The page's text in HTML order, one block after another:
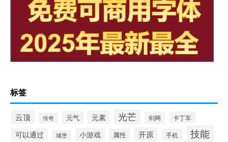
标签
云顶 传奇 元气 元素 光芒 剑网 卡丁车
可以通过 城堡 小游戏 属性 开原 手机
技能